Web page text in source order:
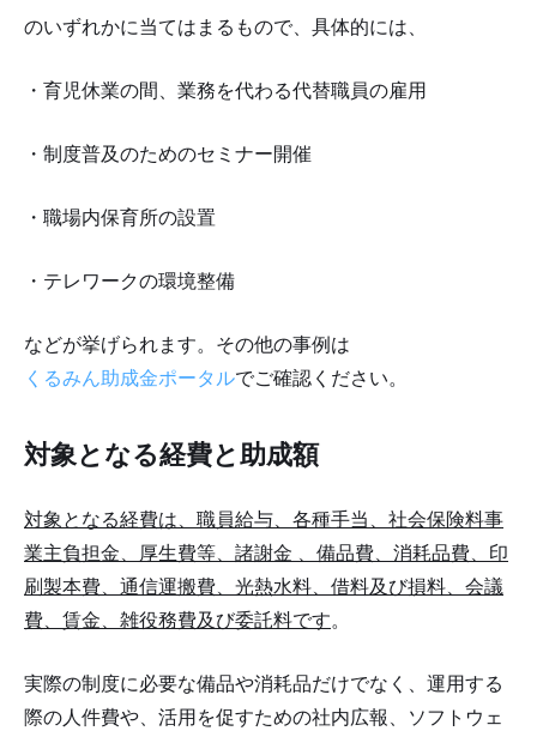
のいずれかに当てはまるもので、具体的には、
・育児休業の間、業務を代わる代替職員の雇用
・制度普及のためのセミナー開催
・職場内保育所の設置
・テレワークの環境整備
などが挙げられます。その他の事例は
くるみん助成金ポータルでご確認ください。
対象となる経費と助成額
対象となる経費は、職員給与、各種手当、社会保険料事
業主負担金、厚生費等、諸謝金 、備品費、消耗品費、印
刷製本費、通信運搬費、光熱水料、借料及び損料、会議
費、賃金、雑役務費及び委託料です。
実際の制度に必要な備品や消耗品だけでなく、運用する
際の人件費や、活用を促すための社内広報、ソフトウェ